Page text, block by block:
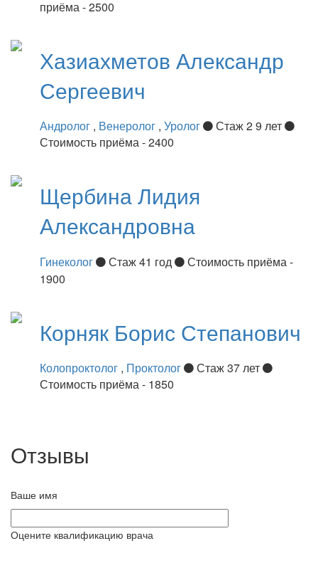
приёма - 2500
Хазиахметов Александр
Сергеевич
Андролог , Венеролог , Уролог
Стаж 2 9 лет
Стоимость приёма - 2400
ЩербинаЛидия
Александровна
Гинеколог Стаж 41 год
Стоимость приёма -
1900
Корняк Борис Степанович
Колопроктолог , Проктолог
Стаж 37 лет
Стоимость приёма - 1850
Отзывы
Ваше имя
Оцените квалификацию врача